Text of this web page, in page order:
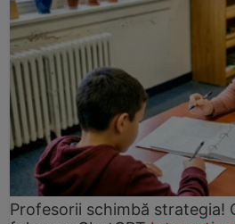
Profesorii schimbă strategia!